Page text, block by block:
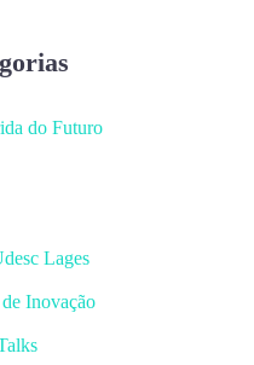
do Futuro
Lages
Inovação